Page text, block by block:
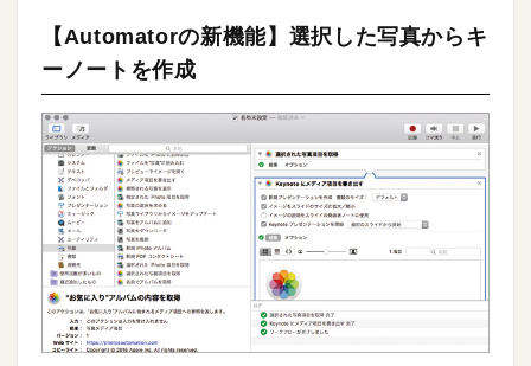
【Automatorの新機能】選択した写真からキ
ーノートを作成